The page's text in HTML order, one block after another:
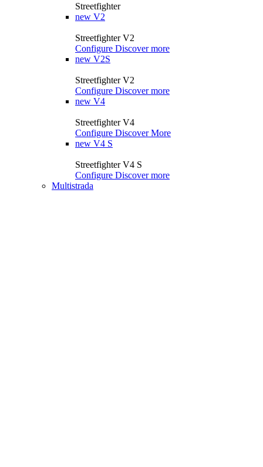
Streetfighter
new V2
Streetfighter V2
Configure Discover more
new V2S
Streetfighter V2
Configure Discover more
new V4
Streetfighter V4
Configure Discover More
new V4 S
Streetfighter V4 S
Configure Discover more
Multistrada